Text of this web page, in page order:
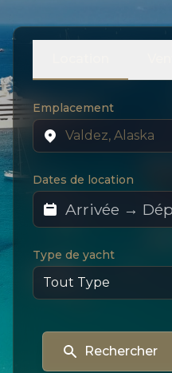
Emplacement
Dates de location
Type de yacht
Rechercher